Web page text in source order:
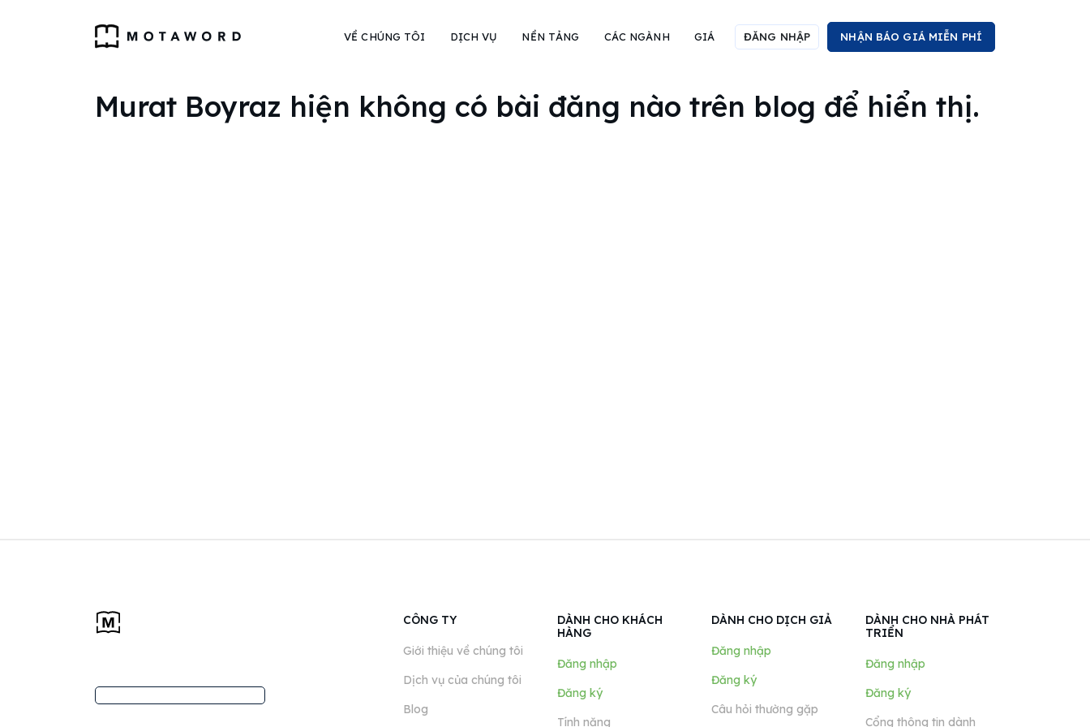
VỀ CHÚNG TÔI DỊCH VỤ NỀN TẢNG CÁC NGÀNH GIÁ ĐĂNG NHẬP NHẬN BÁO GIÁ MIỄN PHÍ
Murat Boyraz hiện không có bài đăng nào trên blog để hiển thị.
CÔNG TY
Giới thiệu về chúng tôi
Dịch vụ của chúng tôi
Blog
DÀNH CHO KHÁCH
HÀNG
Đăng nhập
Đăng ký
Tính năng
DÀNH CHO DỊCH GIẢ
Đăng nhập
Đăng ký
Câu hỏi thường gặp
DÀNH CHO NHÀ PHÁT
TRIỂN
Đăng nhập
Đăng ký
Cổng thông tin dành